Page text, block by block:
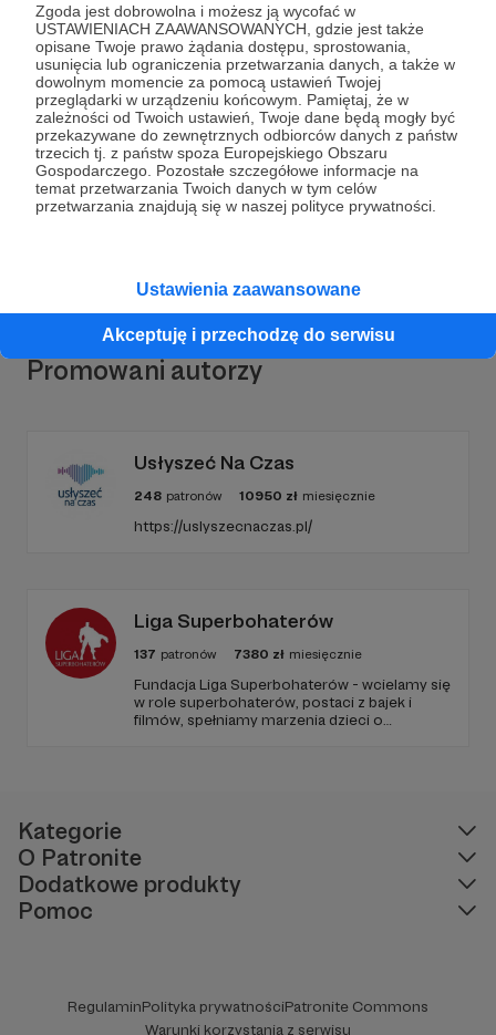
Zgoda jest dobrowolna i możesz ją wycofać w
USTAWIENIACH ZAAWANSOWANYCH, gdzie jest także
opisane Twoje prawo żądania dostępu, sprostowania,
usunięcia lub ograniczenia przetwarzania danych, a także w
dowolnym momencie za pomocą ustawień Twojej
przeglądarki w urządzeniu końcowym. Pamiętaj, że w
zależności od Twoich ustawień, Twoje dane będą mogły być
przekazywane do zewnętrznych odbiorców danych z państw
trzecich tj. z państw spoza Europejskiego Obszaru
Gospodarczego. Pozostałe szczegółowe informacje na
temat przetwarzania Twoich danych w tym celów
przetwarzania znajdują się w naszej polityce prywatności.
Ustawienia zaawansowane
Akceptuję i przechodzę do serwisu
Dołącz do grona Patronów!
Wesprzyj działalność AutoraFundacja Małgosi
Braunek Bądźjuż teraz!
Promowani autorzy
Usłyszeć Na Czas
248 patronów 10950 zł miesięcznie
https://uslyszecnaczas.pl/
Liga Superbohaterów
137 patronów 7380 zł miesięcznie
Fundacja Liga Superbohaterów - wcielamy się
w role superbohaterów, postaci z bajek i
filmów, spełniamy marzenia dzieci o
Kategorie
O Patronite
Dodatkowe produkty
Pomoc
RegulaminPolityka prywatnościPatronite Commons
Warunki korzystania z serwisu